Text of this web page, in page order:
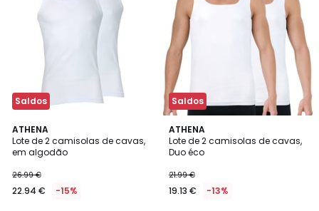
Saldos
ATHENA
Lote de 2 camisolas de cavas,
em algodão
26.99 €
22.94 € -15%
4,6
/ 5
Saldos
ATHENA
Lote de 2 camisolas de cavas,
Duo éco
21.99 €
19.13 € -13%
4,3
/ 5